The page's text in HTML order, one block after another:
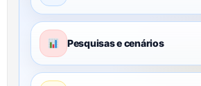
Pesquisas e cenários